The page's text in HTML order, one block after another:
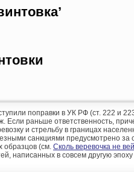
поправки в УК РФ (ст. 222 и
Если раньше ответственность,
и стрельбу в границах
санкциями предусмотрено за
образцов (см. Сколь веревочка не
написанных в совсем другую